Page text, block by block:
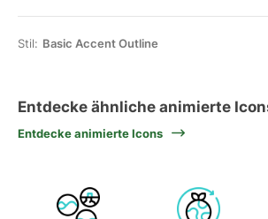
Stil: Basic Accent Outline
Entdecke ähnliche animierte
Entdecke animierte Icons